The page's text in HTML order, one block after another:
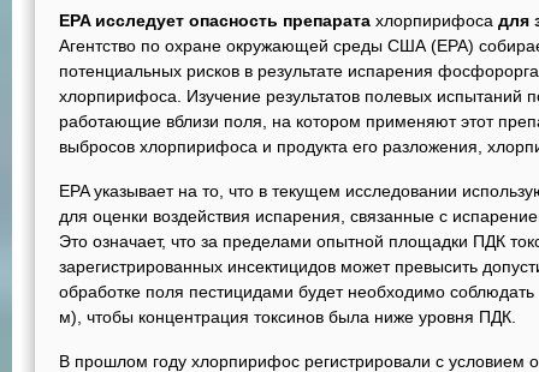
EPA исследует опасность препарата хлорпирифоса для
Агентство по охране окружающей среды США (EPA)
потенциальных рисков в результате испарения
хлорпирифоса. Изучение результатов полевых испытаний
работающие вблизи поля, на котором применяют этот
выбросов хлорпирифоса и продукта его разложения,
EPA указывает на то, что в текущем исследовании
для оценки воздействия испарения, связанные с
Это означает, что за пределами опытной площадки ПДК
зарегистрированных инсектицидов может превысить
обработке поля пестицидами будет необходимо
м), чтобы концентрация токсинов была ниже уровня ПДК.
В прошлом году хлорпирифос регистрировали с условием